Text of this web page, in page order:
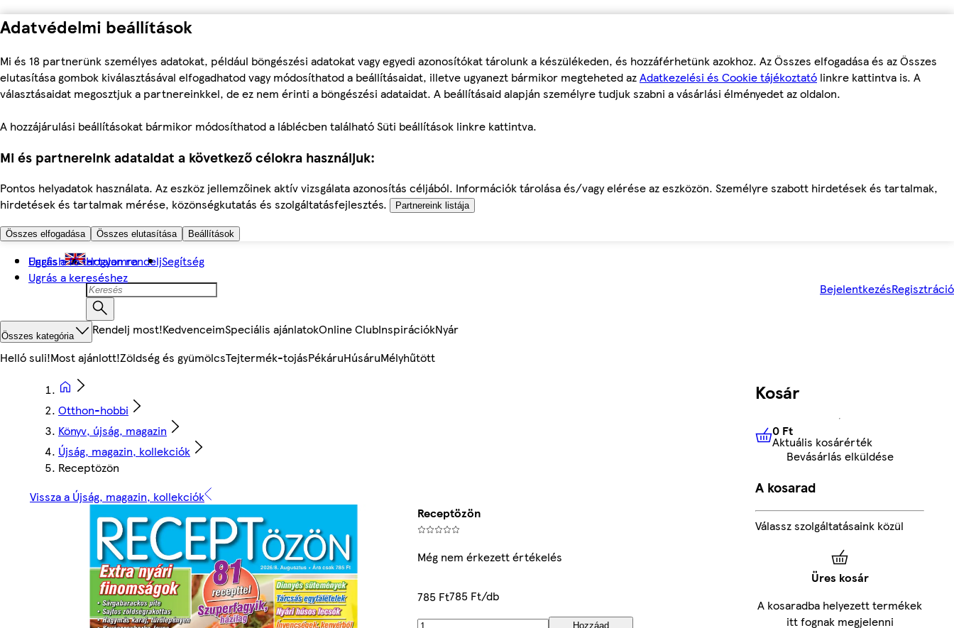
Adatvédelmi beállítások
Mi és 18 partnerünk személyes adatokat, például böngészési adatokat vagy egyedi azonosítókat tárolunk a készülékeden, és hozzáférhetünk azokhoz. Az Összes elfogadása és az Összes
elutasítása gombok kiválasztásával elfogadhatod vagy módosíthatod a beállításaidat, illetve ugyanezt bármikor megteheted azAdatkezelési és Cookie tájékoztató linkre kattintva is. A
választásaidat megosztjuk a partnereinkkel, de ez nem érinti a böngészési adataidat. A beállításaid alapján személyre tudjuk szabni a vásárlási élményedet az oldalon.
A hozzájárulási beállításokat bármikor módosíthatod a láblécben található Süti beállítások linkre kattintva.
Mi és partnereink adataidat a következő célokra használjuk:
Pontos helyadatok használata. Az eszköz jellemzőinek aktív vizsgálata azonosítás céljából. Információk tárolása és/vagy elérése az eszközön. Személyre szabott hirdetések és tartalmak,
hirdetések és tartalmak mérése, közönségkutatás és szolgáltatásfejlesztés.
Partnereink listája
Összes elfogadása Összes elutasítása Beállítások
Ugrás a fő tartalomra
Ugrás a kereséshez
English Hogyan rendeljSegítség
BejelentkezésRegisztráció
Összes kategória Rendelj most!KedvenceimSpeciális ajánlatokOnline ClubInspirációkNyár
Helló suli!Most ajánlott!Zöldség és gyümölcsTejtermék-tojásPékáruHúsáruMélyhűtött
Otthon-hobbi
Könyv, újság, magazin
Újság, magazin, kollekciók
Receptözön
Vissza a Újság, magazin, kollekciók
Receptözön
Még nem érkezett értékelés
785 Ft785 Ft/db
Hozzáad
Kosár
0 FtAktuális kosárérték
0 Ft
Aktuális kosárérték
Bevásárlás elküldése
A kosarad
Válassz szolgáltatásaink közül
Üres kosár
A kosaradba helyezett termékek
itt fognak megjelenni